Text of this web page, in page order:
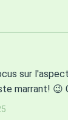
sur
marrant! 😉